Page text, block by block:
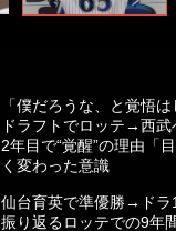
「僕だろうな、と覚悟
ドラフトでロッテ→西
2年目で“覚醒”の理由「
く変わった意識
仙台育英で準優勝→ド
振り返るロッテでの9年